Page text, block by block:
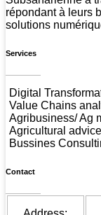
répondant à leurs
solutions
Services
Digital
Value Chains
Agribusiness/ Ag
Agricultural advice
Bussines
Contact